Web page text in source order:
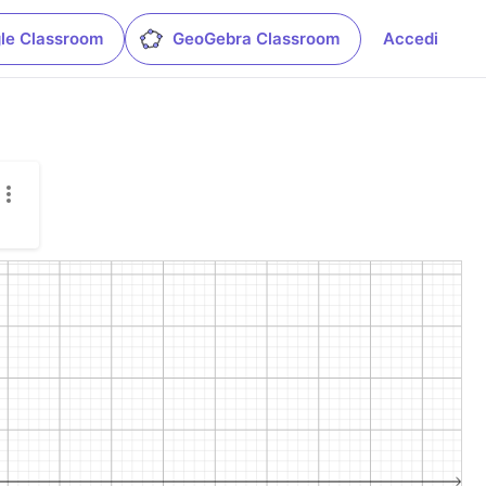
Classroom GeoGebra Classroom Accedi